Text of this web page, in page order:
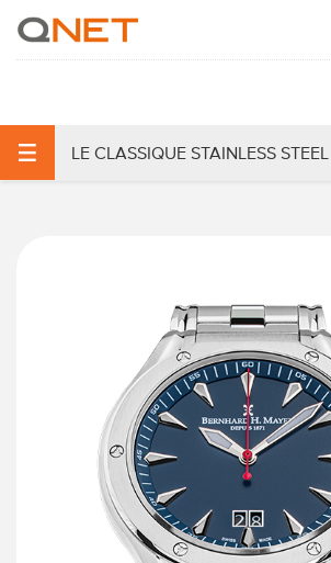
LE CLASSIQUE STAINLESS STEEL